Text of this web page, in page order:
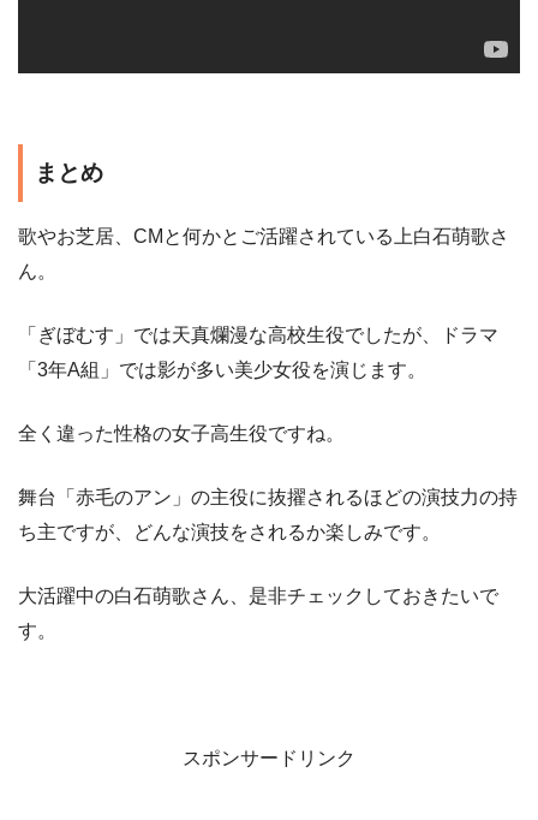
まとめ
歌やお芝居、CMと何かとご活躍されている上白石萌歌さ
ん。
「ぎぼむす」では天真爛漫な高校生役でしたが、ドラマ
「3年A組」では影が多い美少女役を演じます。
全く違った性格の女子高生役ですね。
舞台「赤毛のアン」の主役に抜擢されるほどの演技力の持
ち主ですが、どんな演技をされるか楽しみです。
大活躍中の白石萌歌さん、是非チェックしておきたいで
す。
スポンサードリンク